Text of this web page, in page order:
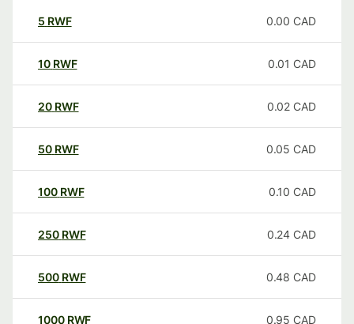
5 RWF 0.00 CAD
10 RWF 0.01 CAD
20 RWF 0.02 CAD
50 RWF 0.05 CAD
100 RWF 0.10 CAD
250 RWF 0.24 CAD
500 RWF 0.48 CAD
1000 RWF 0.95 CAD